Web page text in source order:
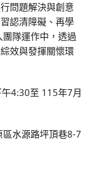
問題解決與創意
認清障礙、再學
隊運作中，透過
效與發揮關懷環
4:30至 115年7月
水源路坪頂巷8-7